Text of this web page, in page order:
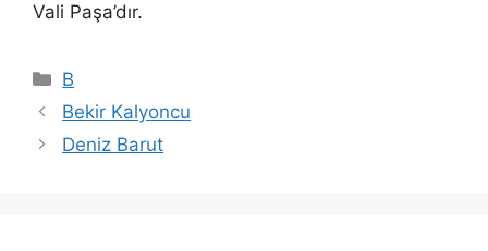
Vali Paşa’dır.
Kategoriler
B
Bekir Kalyoncu
Deniz Barut